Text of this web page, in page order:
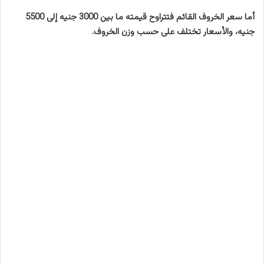
أما سعر الخروف القائم فتتراوح قيمته ما بين 3000 جنيه إلى 5500
جنيه، والأسعار تختلف على حسب وزن الخروف.